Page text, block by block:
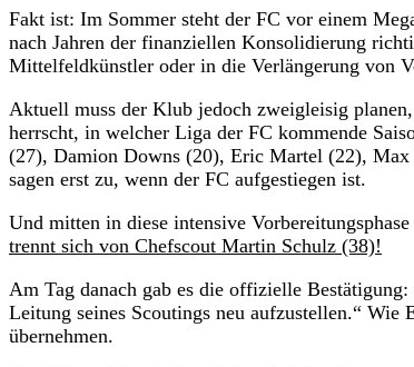
Fakt ist: Im Sommer steht der FC vor einem
nach Jahren der finanziellen Konsolidierung
Mittelfeldkünstler oder in die Verlängerung von
Aktuell muss der Klub jedoch zweigleisig
herrscht, in welcher Liga der FC kommende
(27), Damion Downs (20), Eric Martel (22),
sagen erst zu, wenn der FC aufgestiegen ist.
Und mitten in diese intensive
trennt sich von Chefscout Martin Schulz (38)!
Am Tag danach gab es die offizielle
Leitung seines Scoutings neu aufzustellen.“
übernehmen.